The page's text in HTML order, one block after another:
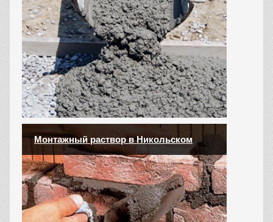
Монтажный раствор в Никольском